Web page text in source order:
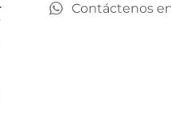
Contáctenos